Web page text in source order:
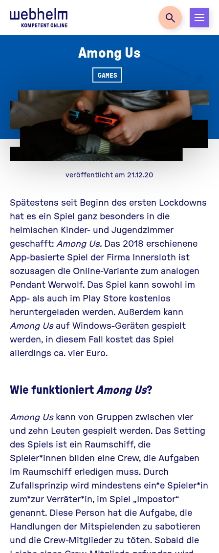
Zur Startseite
Among Us
GAMES
veröffentlicht am 21.12.20
Spätestens seit Beginn des ersten Lockdowns
hat es ein Spiel ganz besonders in die
heimischen Kinder- und Jugendzimmer
geschafft: Among Us. Das 2018 erschienene
App-basierte Spiel der Firma Innersloth ist
sozusagen die Online-Variante zum analogen
Pendant Werwolf. Das Spiel kann sowohl im
App- als auch im Play Store kostenlos
heruntergeladen werden. Außerdem kann
Among Usauf Windows-Geräten gespielt
werden, in diesem Fall kostet das Spiel
allerdings ca. vier Euro.
Wie funktioniertAmong Us?
Among Uskann von Gruppen zwischen vier
und zehn Leuten gespielt werden. Das Setting
des Spiels ist ein Raumschiff, die
Spieler*innen bilden eine Crew, die Aufgaben
im Raumschiff erledigen muss. Durch
Zufallsprinzip wird mindestens ein*e Spieler*in
zum*zur Verräter*in, im Spiel „Impostor“
genannt. Diese Person hat die Aufgabe, die
Handlungen der Mitspielenden zu sabotieren
und die Crew-Mitglieder zu töten. Sobald die